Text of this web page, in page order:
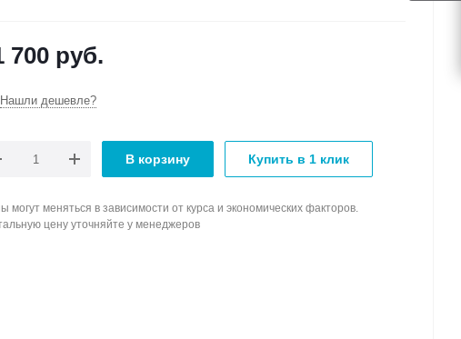
700 руб.
Нашли дешевле?
В корзину Купить в 1 клик
могут меняться в зависимости от курса и экономических факторов.
цену уточняйте у менеджеров